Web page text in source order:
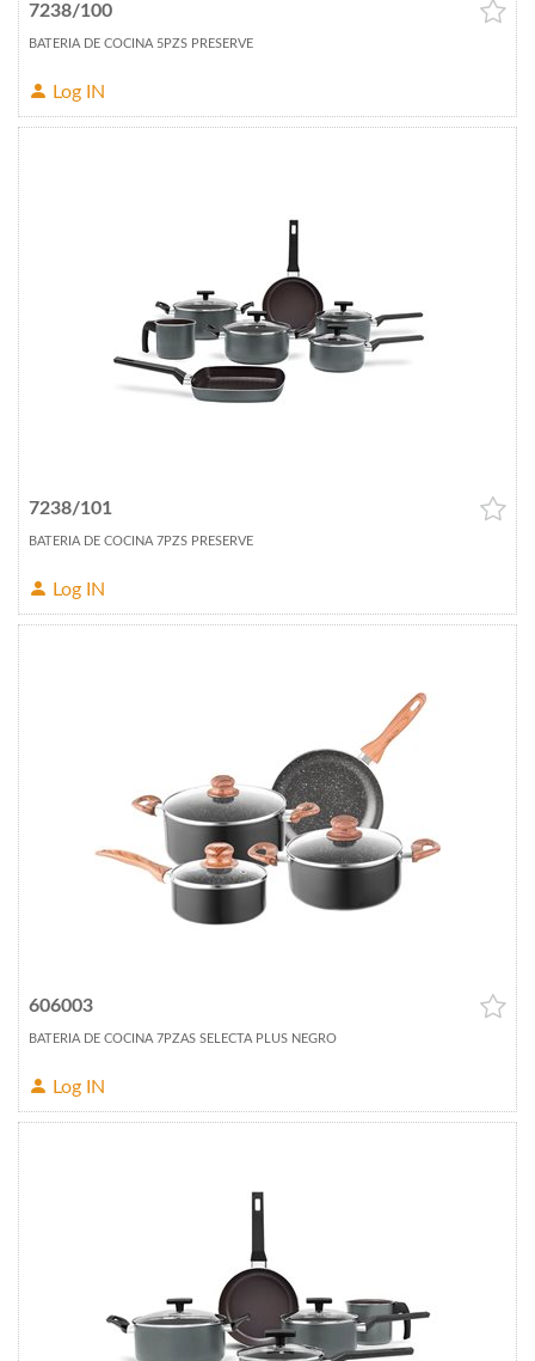
7238/100
BATERIA DE COCINA 5PZS PRESERVE
Log IN
7238/101
BATERIA DE COCINA 7PZS PRESERVE
Log IN
606003
BATERIA DE COCINA 7PZAS SELECTA PLUS NEGRO
Log IN